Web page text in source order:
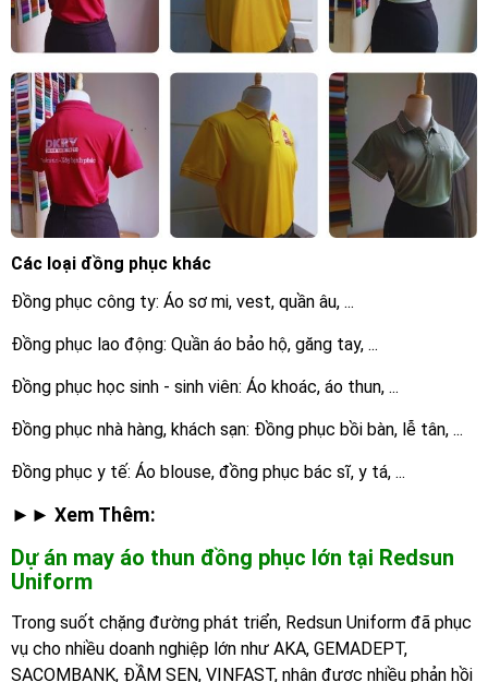
Các loại đồng phục khác
Đồng phục công ty: Áo sơ mi, vest, quần âu, ...
Đồng phục lao động: Quần áo bảo hộ, găng tay, ...
Đồng phục học sinh - sinh viên: Áo khoác, áo thun, ...
Đồng phục nhà hàng, khách sạn: Đồng phục bồi bàn, lễ tân, ...
Đồng phục y tế: Áo blouse, đồng phục bác sĩ, y tá, ...
►► Xem Thêm:
Dự án may áo thun đồng phục lớn tại Redsun
Uniform
Trong suốt chặng đường phát triển, Redsun Uniform đã phục
vụ cho nhiều doanh nghiệp lớn như AKA, GEMADEPT,
SACOMBANK, ĐẦM SEN, VINFAST, nhận được nhiều phản hồi